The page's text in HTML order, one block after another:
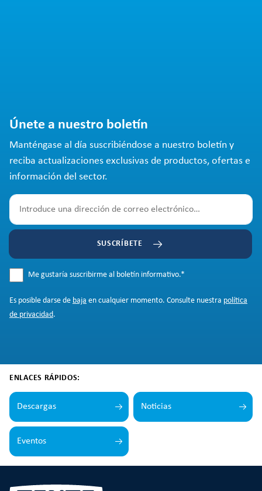
Únete a nuestro boletín
Manténgase al día suscribiéndose a nuestro boletín y
reciba actualizaciones exclusivas de productos, ofertas e
información del sector.
SUSCRÍBETE
Me gustaría suscribirme al boletín informativo.*
Es posible darse de baja en cualquier momento. Consulte nuestra política
de privacidad.
ENLACES RÁPIDOS:
Descargas Noticias
Eventos